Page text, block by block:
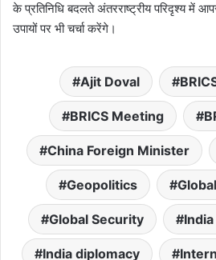
के प्रतिनिधि बदलते अंतरराष्ट्रीय परिदृश्य में
उपायों पर भी चर्चा करेंगे।
Ajit Doval
BRICS Meeting
China Foreign Minister
Geopolitics
Global Security
India diplomacy